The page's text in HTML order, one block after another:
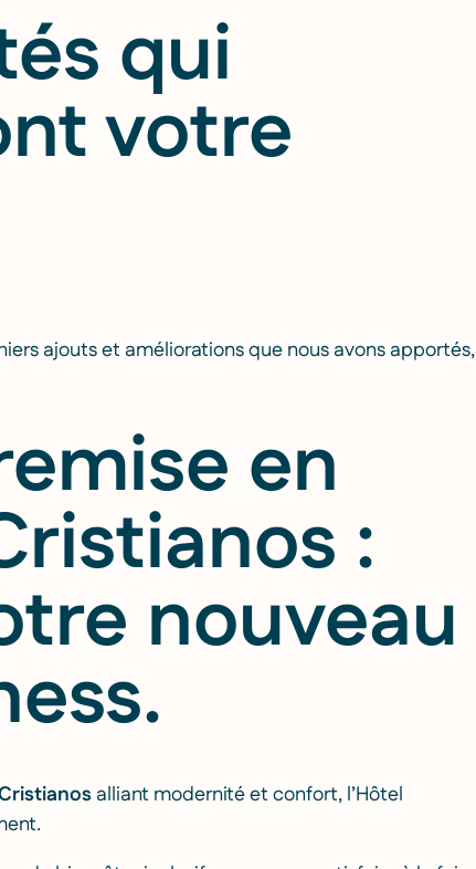
qui
votre
ajouts et améliorations que nous avons apportés,
en
:
nouveau
alliant modernité et confort, l’Hôtel